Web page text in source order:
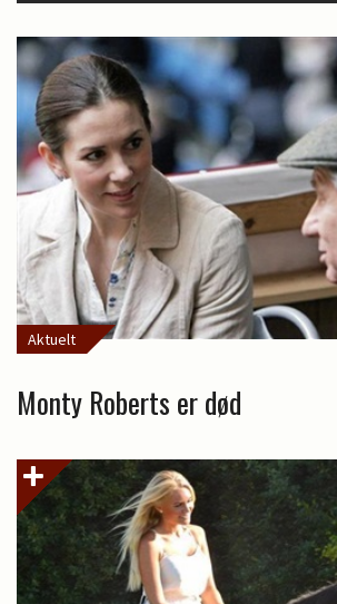
Aktuelt
Monty Roberts er død